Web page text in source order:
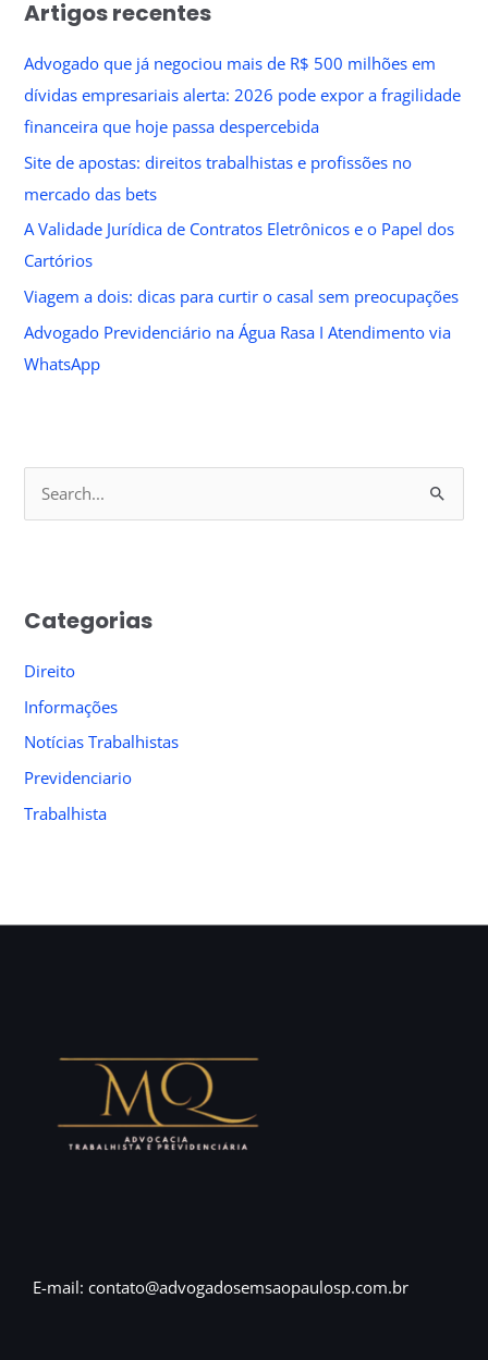
Artigos recentes
Advogado que já negociou mais de R$ 500 milhões em
dívidas empresariais alerta: 2026 pode expor a fragilidade
financeira que hoje passa despercebida
Site de apostas: direitos trabalhistas e profissões no
mercado das bets
A Validade Jurídica de Contratos Eletrônicos e o Papel dos
Cartórios
Viagem a dois: dicas para curtir o casal sem preocupações
Advogado Previdenciário na Água Rasa I Atendimento via
WhatsApp
e
c
o
r
:
Categorias
Direito
Informações
Notícias Trabalhistas
Previdenciario
Trabalhista
E-mail: contato@advogadosemsaopaulosp.com.br